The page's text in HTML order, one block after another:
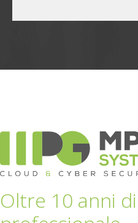
Oltre 10 anni